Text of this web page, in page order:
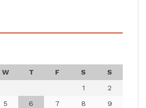
W T F S
S
1
2
5 6 7 8
9